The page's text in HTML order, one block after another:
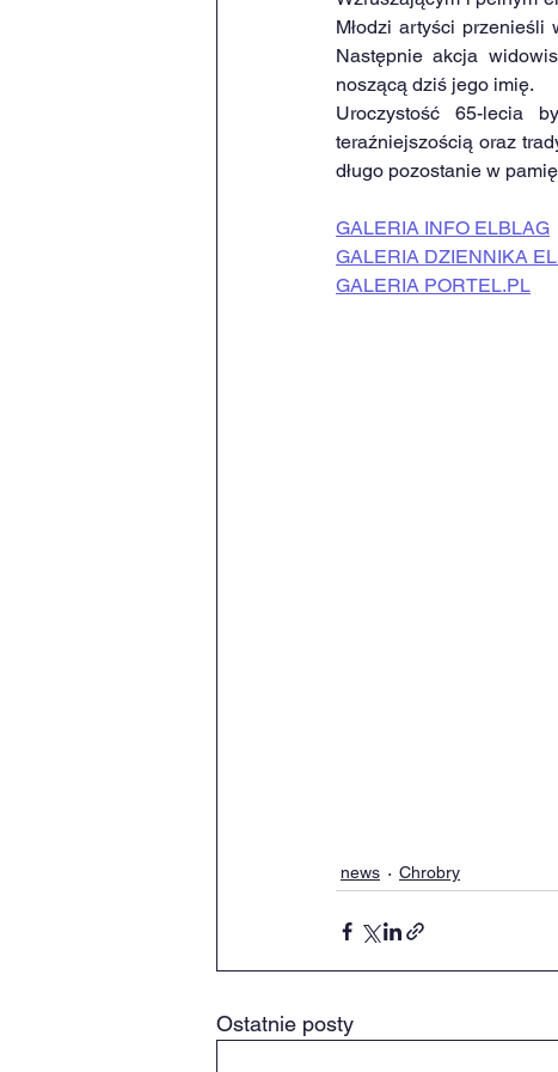
Młodzi artyści przenieśli
Następnie akcja
noszącą dziś jego imię.
Uroczystość 65-lecia
teraźniejszością oraz
długo pozostanie w
GALERIA INFO ELBLAG
GALERIA DZIENNIKA
GALERIA PORTEL.PL
news Chrobry
Ostatnie posty